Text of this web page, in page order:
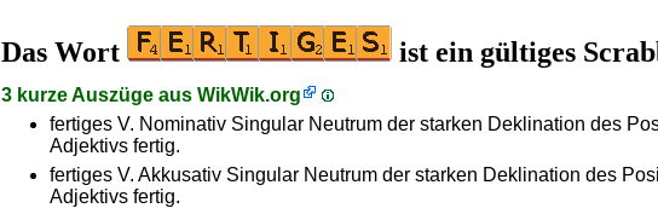
Das Wort ist ein gültiges
3 kurze Auszüge aus WikWik.org
fertiges V. Nominativ Singular Neutrum der starken Deklination des
Adjektivs fertig.
fertiges V. Akkusativ Singular Neutrum der starken Deklination des
Adjektivs fertig.